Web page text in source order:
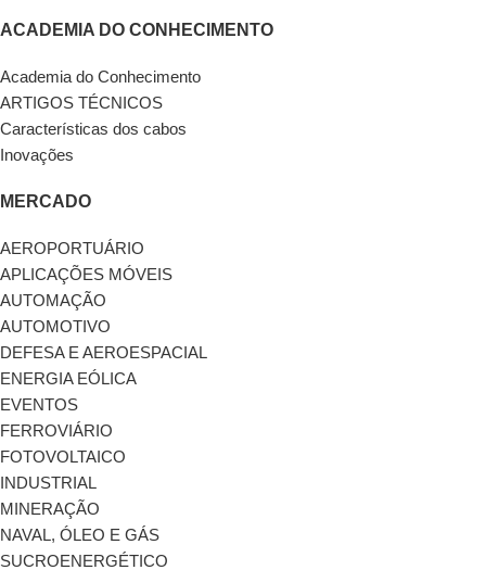
ACADEMIA DO CONHECIMENTO
Academia do Conhecimento
ARTIGOS TÉCNICOS
Características dos cabos
Inovações
MERCADO
AEROPORTUÁRIO
APLICAÇÕES MÓVEIS
AUTOMAÇÃO
AUTOMOTIVO
DEFESA E AEROESPACIAL
ENERGIA EÓLICA
EVENTOS
FERROVIÁRIO
FOTOVOLTAICO
INDUSTRIAL
MINERAÇÃO
NAVAL, ÓLEO E GÁS
SUCROENERGÉTICO